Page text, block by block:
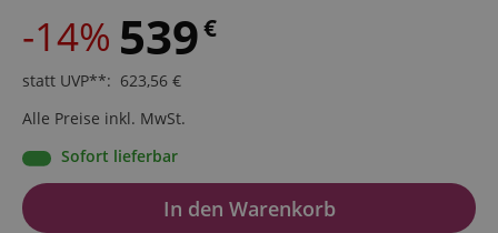
-14% 539€
statt UVP**: 623,56 €
Alle Preise inkl. MwSt.
Sofort lieferbar
In den Warenkorb